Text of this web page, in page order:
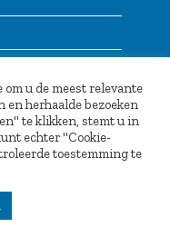
u de meest relevante
en herhaalde bezoeken
te klikken, stemt u in
echter "Cookie-
toestemming te